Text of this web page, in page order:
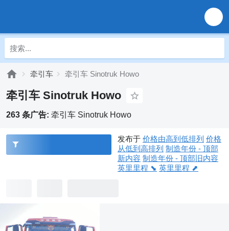
牵引车 牵引车 Sinotruk Howo
牵引车 Sinotruk Howo
263 条广告: 牵引车 Sinotruk Howo
发布于 价格由高到低排列 价格
从低到高排列 制造年份 - 顶部
新内容 制造年份 - 顶部旧内容
英里里程 ⬊ 英里里程 ⬈